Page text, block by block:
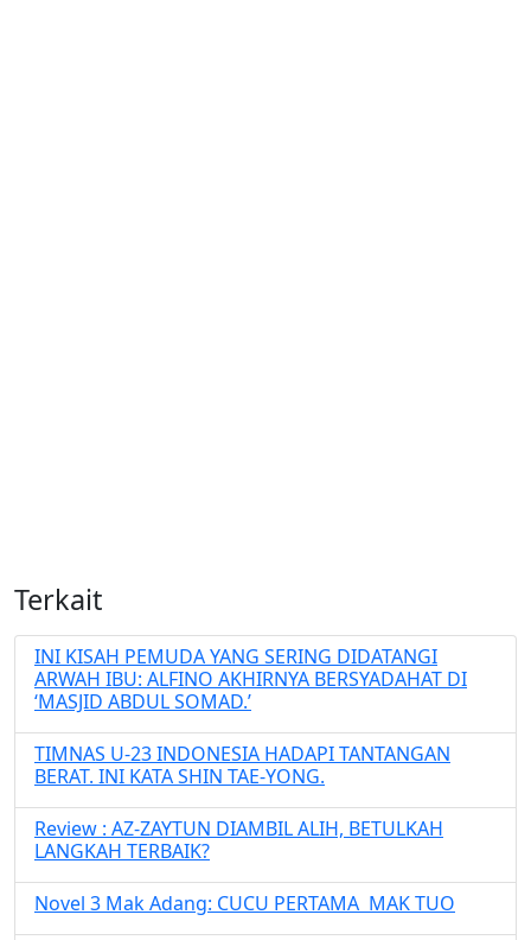
Terkait
INI KISAH PEMUDA YANG SERING DIDATANGI
ARWAH IBU: ALFINO AKHIRNYA BERSYADAHAT DI
‘MASJID ABDUL SOMAD.’
TIMNAS U-23 INDONESIA HADAPI TANTANGAN
BERAT. INI KATA SHIN TAE-YONG.
Review : AZ-ZAYTUN DIAMBIL ALIH, BETULKAH
LANGKAH TERBAIK?
Novel 3 Mak Adang: CUCU PERTAMA MAK TUO